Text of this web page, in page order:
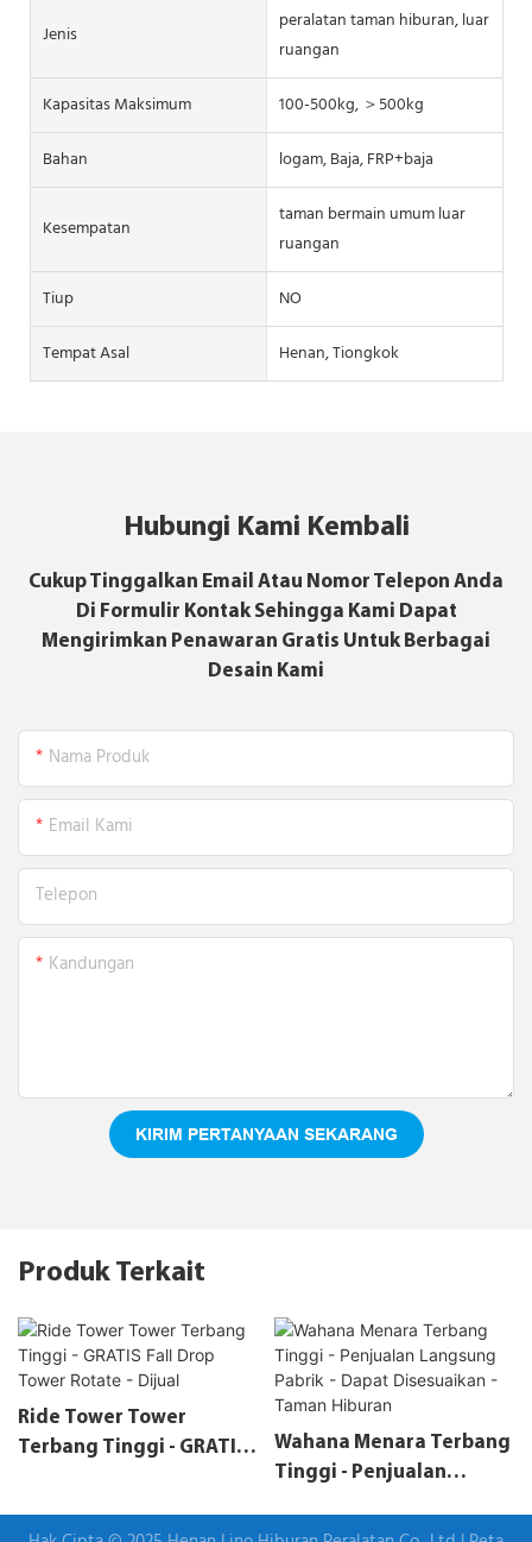
Jenis
peralatan taman hiburan, luar
ruangan
Kapasitas Maksimum
100-500kg, ＞500kg
Bahan
logam, Baja, FRP+baja
Kesempatan
taman bermain umum luar
ruangan
Tiup
NO
Tempat Asal
Henan, Tiongkok
Hubungi Kami Kembali
Cukup Tinggalkan Email Atau Nomor Telepon Anda
Di Formulir Kontak Sehingga Kami Dapat
Mengirimkan Penawaran Gratis Untuk Berbagai
Desain Kami
Nama Produk
Email Kami
Telepon
Kandungan
KIRIM PERTANYAAN SEKARANG
Produk Terkait
Ride Tower Tower
Terbang Tinggi - GRATIS
Wahana Menara Terbang
Tinggi - Penjualan
Disesuaikan - Taman